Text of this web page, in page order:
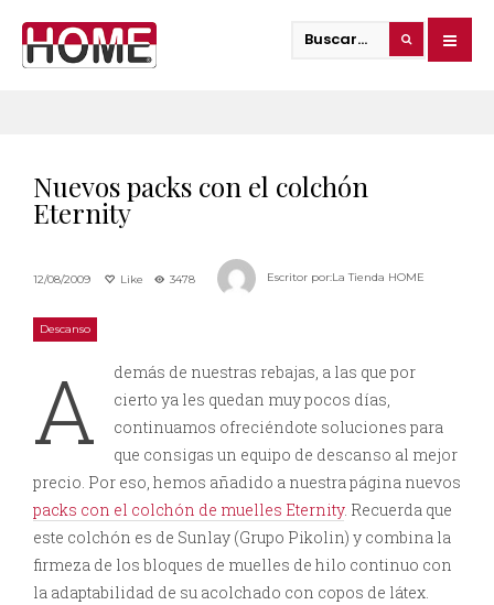
Nuevos packs con el colchón
Eternity
12/08/2009 Like 3478 Escritor por:La Tienda HOME
Descanso
A
demás de nuestras rebajas, a las que por
cierto ya les quedan muy pocos días,
continuamos ofreciéndote soluciones para
que consigas un equipo de descanso al mejor
precio. Por eso, hemos añadido a nuestra página nuevos
packs con el colchón de muelles Eternity. Recuerda que
este colchón es de Sunlay (Grupo Pikolin) y combina la
firmeza de los bloques de muelles de hilo continuo con
la adaptabilidad de su acolchado con copos de látex.